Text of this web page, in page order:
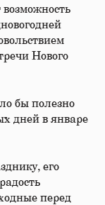
Нового
бы полезно
дней в январе
его
перед